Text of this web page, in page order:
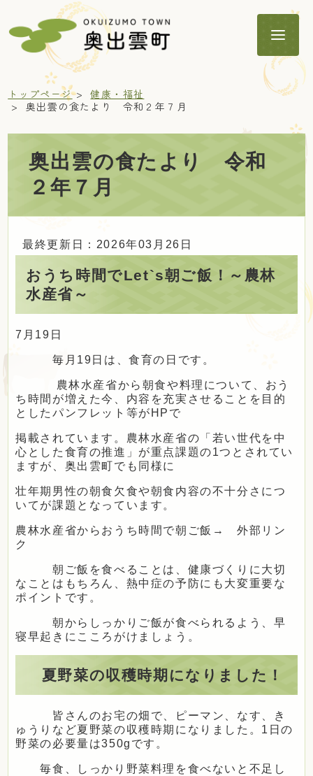
暮らし
子育て・教育
健康・福祉
事業者の方へ
町政情報
Foreign
language
サイトマップ
トップページ
健康・福祉
奥出雲の食たより 令和２年７月
奥出雲の食たより 令和
２年７月
最終更新日：2026年03月26日
おうち時間でLet`s朝ご飯！～農林
水産省～
7月19日
毎月19日は、食育の日です。
農林水産省から朝食や料理について、おう
ち時間が増えた今、内容を充実させることを目的
としたパンフレット等がHPで
掲載されています。農林水産省の「若い世代を中
心とした食育の推進」が重点課題の1つとされてい
ますが、奥出雲町でも同様に
壮年期男性の朝食欠食や朝食内容の不十分さにつ
いてが課題となっています。
農林水産省からおうち時間で朝ご飯→ 外部リン
ク
朝ご飯を食べることは、健康づくりに大切
なことはもちろん、熱中症の予防にも大変重要な
ポイントです。
朝からしっかりご飯が食べられるよう、早
寝早起きにこころがけましょう。
夏野菜の収穫時期になりました！
皆さんのお宅の畑で、ピーマン、なす、き
ゅうりなど夏野菜の収穫時期になりました。1日の
野菜の必要量は350gです。
毎食、しっかり野菜料理を食べないと不足し